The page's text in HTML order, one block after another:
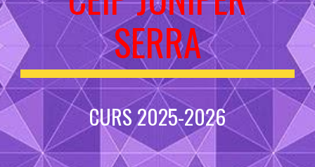
SERRA
CURS 2025-2026